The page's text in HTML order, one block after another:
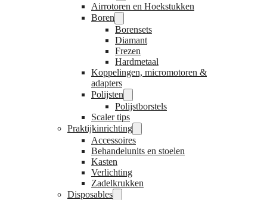
Airrotoren en Hoekstukken
Boren
Borensets
Diamant
Frezen
Hardmetaal
Koppelingen, micromotoren &
adapters
Polijsten
Polijstborstels
Scaler tips
Praktijkinrichting
Accessoires
Behandelunits en stoelen
Kasten
Verlichting
Zadelkrukken
Disposables